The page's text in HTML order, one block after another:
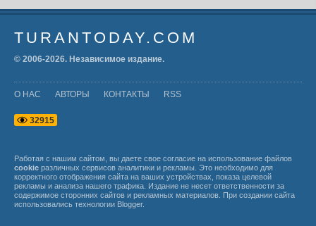
TURANTODAY.COM
© 2006-2026. Независимое издание.
О НАС АВТОРЫ КОНТАКТЫ RSS
32915
Работая с нашим сайтом, вы даете свое согласие на использование файлов
cookie различных сервисов аналитики и рекламы. Это необходимо для
корректного отображения сайта на ваших устройствах, показа целевой
рекламы и анализа нашего трафика. Издание не несет ответственности за
содержимое сторонних сайтов и рекламных материалов. При создании сайта
использовались технологии Blogger.